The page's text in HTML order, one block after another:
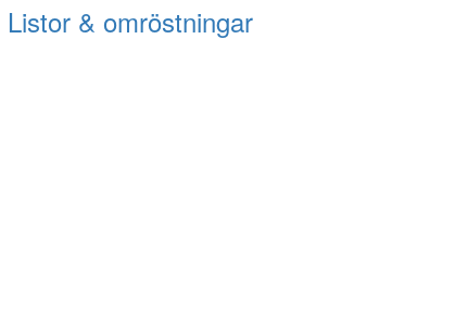
Listor & omröstningar